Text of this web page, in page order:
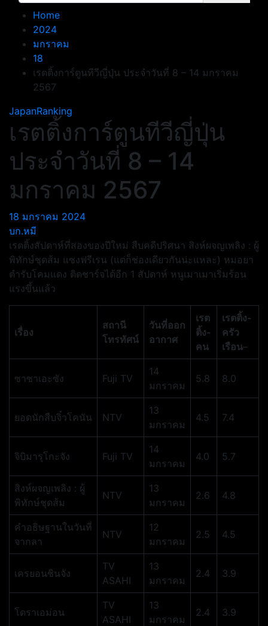
Home
2024
มกราคม
18
เรตติ้งการ์ตูนทีวีญี่ปุ่น ประจำวันที่ 8 – 14 มกราคม
2567
JapanRanking
เรตติ้งการ์ตูนทีวีญี่ปุ่น
ประจำวันที่ 8 – 14
มกราคม 2567
18 มกราคม 2024
บก.หมี
เรตติ้งสัปดาห์ที่สองของปีใหม่ สืบคดีปริศนา สิงห์ผจญเพลิง : ผู้
พิทักษ์ชุดส้ม แซงฟรีเรน (แต่ก็ช่องเดียวกันน่ะแหละ) หมอยา
ตำรับโคมแดง ติดชาร์จได้อีก 1 สัปดาห์ หนูเมาเมาเริ่มร้อน
แรงขึ้นแล้ว
เรื่อง
สถานี
โทรทัศน์
วันที่ออก
อากาศ
เรต
ติ้ง-
คน
เรตติ้ง-
ครัว
เรือน–
ซาซาเอะซัง Fuji TV
14
มกราคม
5.8 8.0
ยอดนักสืบจิ๋วโคนัน NTV
13
มกราคม
4.5 7.4
จิบิมารุโกะจัง Fuji TV
14
มกราคม
4.0 5.7
สิงห์ผจญเพลิง : ผู้
พิทักษ์ชุดส้ม
NTV
13
มกราคม
2.6 4.8
คำอธิษฐานในวันที่
จากลา
NTV
12
มกราคม
2.5 4.5
เครยอนชินจัง
TV
ASAHI
13
มกราคม
2.4 3.9
โดราเอม่อน
TV
ASAHI
13
มกราคม
2.4 3.9